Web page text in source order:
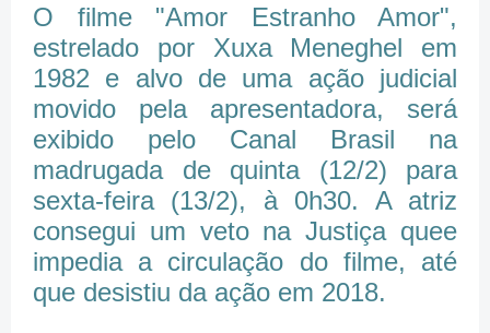
O filme "Amor Estranho Amor",
estrelado por Xuxa Meneghel em
1982 e alvo de uma ação judicial
movido pela apresentadora, será
exibido pelo Canal Brasil na
madrugada de quinta (12/2) para
sexta-feira (13/2), à 0h30. A atriz
consegui um veto na Justiça quee
impedia a circulação do filme, até
que desistiu da ação em 2018.